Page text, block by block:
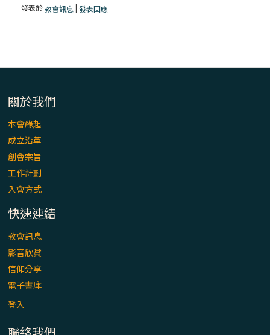
發表於教會訊息 |發表回應
關於我們
本會緣起
成立沿革
創會宗旨
工作計劃
入會方式
快速連結
教會訊息
影音欣賞
信仰分享
電子書庫
登入